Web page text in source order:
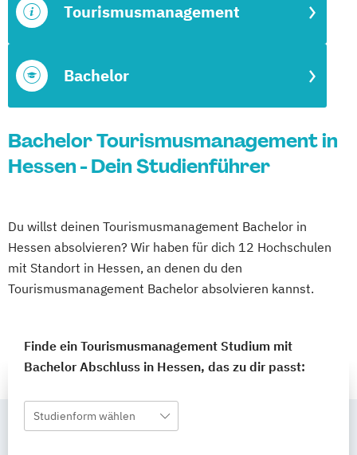
Bachelor
Tourismusmanagement
Bachelor Tourismusmanagement in
Hessen - Dein Studienführer
Du willst deinen Tourismusmanagement Bachelor in
Hessen absolvieren? Wir haben für dich 12 Hochschulen
mit Standort in Hessen, an denen du den
Tourismusmanagement Bachelor absolvieren kannst.
Finde ein Tourismusmanagement Studium mit
Bachelor Abschluss in Hessen, das zu dir passt:
Studienform wählen